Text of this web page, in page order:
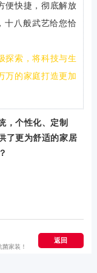
便快捷，彻底解放
十八般武艺给您恰
探索，将科技与生
万的家庭打造更加
，个性化、定制
了更为舒适的家居
家装！
返回